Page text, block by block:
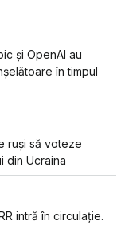
și OpenAI au
în timpul
ruși să voteze
din Ucraina
intră în circulație.